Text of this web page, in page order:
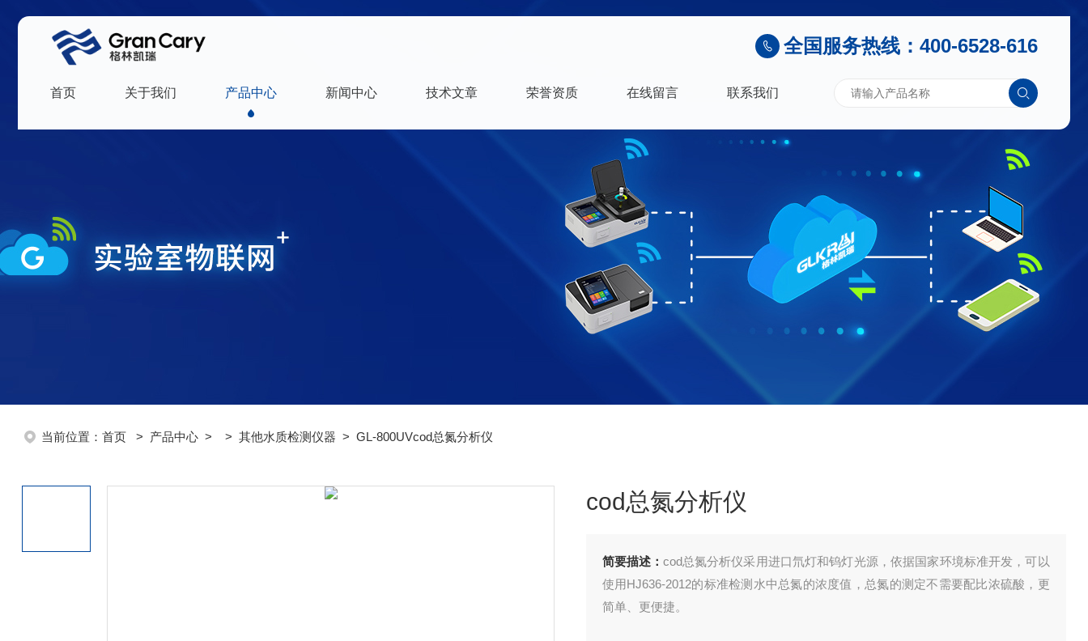
全国服务热线：400-6528-616
首页 关于我们 产品中心 新闻中心 技术文章 荣誉资质 在线留言 联系我们
当前位置： 首页 > 产品中心> > 其他水质检测仪器 > GL-800UVcod总氮分析仪
cod总氮分析仪
简要描述： cod总氮分析仪采用进口氘灯和钨灯光源，依据国家环境标准开发，可以
使用HJ636-2012的标准检测水中总氮的浓度值，总氮的测定不需要配比浓硫酸，更
简单、更便捷。